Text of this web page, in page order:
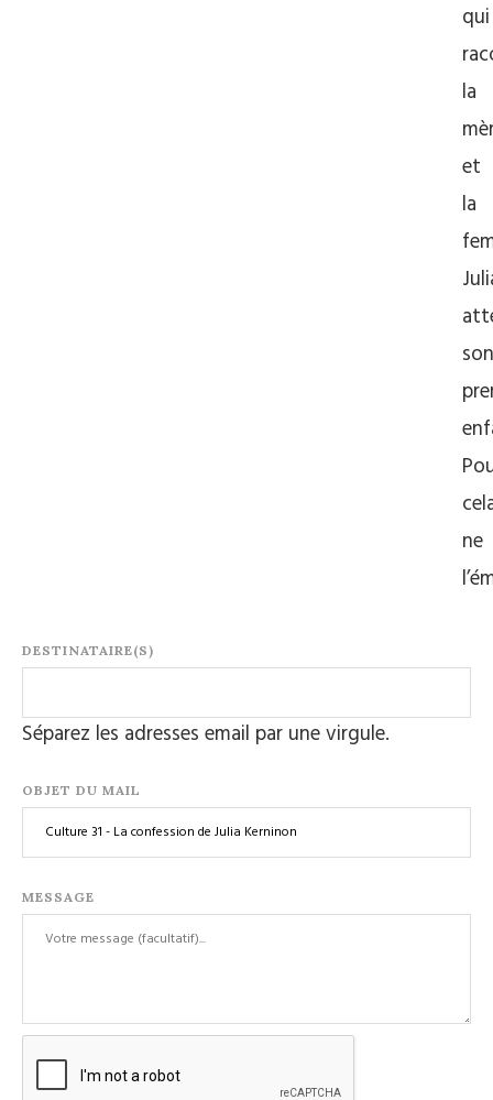
qui
la
et
la
son
ne
DESTINATAIRE(S)
Séparez les adresses email par une virgule.
OBJET DU MAIL
MESSAGE